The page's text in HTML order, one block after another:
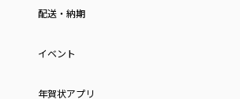
配送・納期
イベント
年賀状アプリ